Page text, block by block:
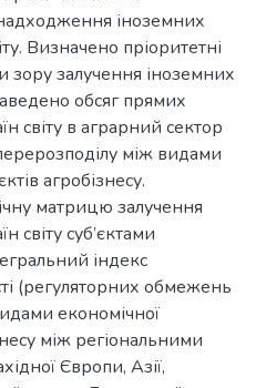
іноземних
Визначено пріоритетні
зору залучення іноземних
обсяг прямих
світу в аграрний сектор
між видами
агробізнесу.
матрицю залучення
світу суб’єктами
індекс
(регуляторних обмежень
економічної
між регіональними
Європи, Азії,